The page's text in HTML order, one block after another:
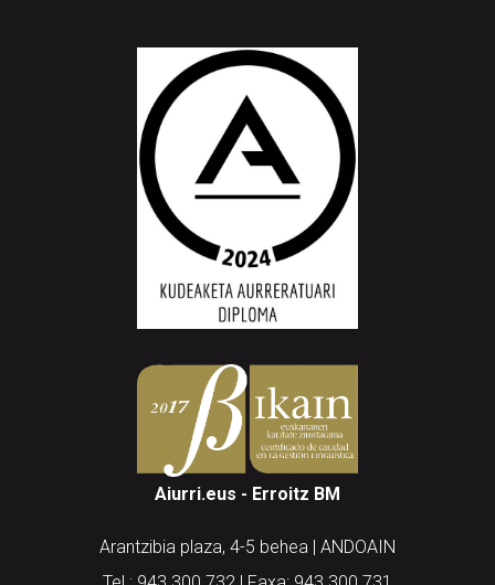
Aiurri.eus - Erroitz BM
Arantzibia plaza, 4-5 behea | ANDOAIN